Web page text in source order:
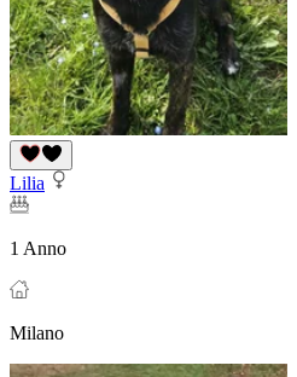
Lilia
1 Anno
Milano